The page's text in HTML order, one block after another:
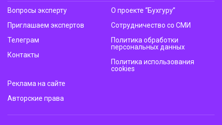
Вопросы эксперту
Приглашаем экспертов
Телеграм
Контакты
О проекте “Бухгуру”
Сотрудничество со СМИ
Политика обработки
персональных данных
Политика использования
cookies
Реклама на сайте
Авторские права